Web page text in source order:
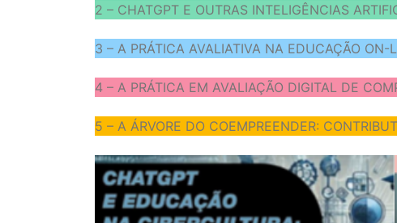
2 – CHATGPT E OUTRAS INTELIGÊNCIAS
3 – A PRÁTICA AVALIATIVA NA EDUCAÇÃO
4 – A PRÁTICA EM AVALIAÇÃO DIGITAL DE
5 – A ÁRVORE DO COEMPREENDER: